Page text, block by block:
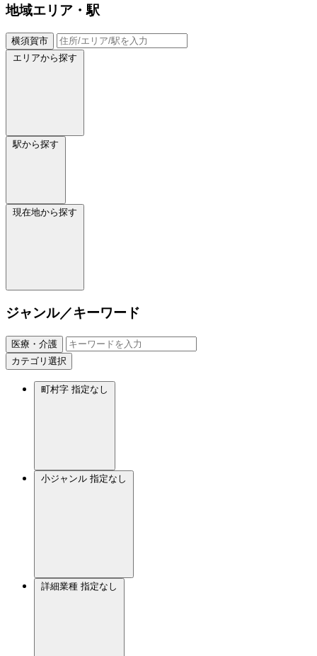
地域エリア・駅
横須賀市
エリアから探す
駅から探す
現在地から探す
ジャンル／キーワード
医療・介護
カテゴリ選択
町村字 指定なし
小ジャンル 指定なし
詳細業種 指定なし